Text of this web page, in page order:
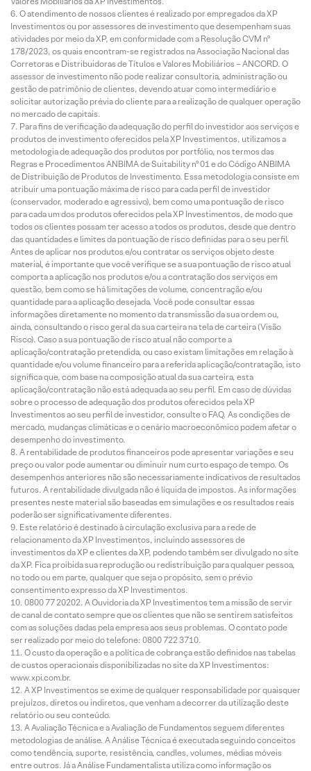
O atendimento de nossos clientes é realizado por empregados da XP
Investimentos ou por assessores de investimento que desempenham suas
atividades por meio da XP, em conformidade com a Resolução CVM nº
178/2023, os quais encontram-se registrados na Associação Nacional das
Corretoras e Distribuidoras de Títulos e Valores Mobiliários – ANCORD. O
assessor de investimento não pode realizar consultoria, administração ou
gestão de patrimônio de clientes, devendo atuar como intermediário e
solicitar autorização prévia do cliente para a realização de qualquer operação
no mercado de capitais.
Para fins de verificação da adequação do perfil do investidor aos serviços e
produtos de investimento oferecidos pela XP Investimentos, utilizamos a
metodologia de adequação dos produtos por portfólio, nos termos das
Regras e Procedimentos ANBIMA de Suitability nº 01 e do Código ANBIMA
de Distribuição de Produtos de Investimento. Essa metodologia consiste em
atribuir uma pontuação máxima de risco para cada perfil de investidor
(conservador, moderado e agressivo), bem como uma pontuação de risco
para cada um dos produtos oferecidos pela XP Investimentos, de modo que
todos os clientes possam ter acesso a todos os produtos, desde que dentro
das quantidades e limites da pontuação de risco definidas para o seu perfil.
Antes de aplicar nos produtos e/ou contratar os serviços objeto deste
material, é importante que você verifique se a sua pontuação de risco atual
comporta a aplicação nos produtos e/ou a contratação dos serviços em
questão, bem como se há limitações de volume, concentração e/ou
quantidade para a aplicação desejada. Você pode consultar essas
informações diretamente no momento da transmissão da sua ordem ou,
ainda, consultando o risco geral da sua carteira na tela de carteira (Visão
Risco). Caso a sua pontuação de risco atual não comporte a
aplicação/contratação pretendida, ou caso existam limitações em relação à
quantidade e/ou volume financeiro para a referida aplicação/contratação, isto
significa que, com base na composição atual da sua carteira, esta
aplicação/contratação não está adequada ao seu perfil. Em caso de dúvidas
sobre o processo de adequação dos produtos oferecidos pela XP
Investimentos ao seu perfil de investidor, consulte o FAQ. As condições de
mercado, mudanças climáticas e o cenário macroeconômico podem afetar o
desempenho do investimento.
A rentabilidade de produtos financeiros pode apresentar variações e seu
preço ou valor pode aumentar ou diminuir num curto espaço de tempo. Os
desempenhos anteriores não são necessariamente indicativos de resultados
futuros. A rentabilidade divulgada não é líquida de impostos. As informações
presentes neste material são baseadas em simulações e os resultados reais
poderão ser significativamente diferentes.
Este relatório é destinado à circulação exclusiva para a rede de
relacionamento da XP Investimentos, incluindo assessores de
investimentos da XP e clientes da XP, podendo também ser divulgado no site
da XP. Fica proibida sua reprodução ou redistribuição para qualquer pessoa,
no todo ou em parte, qualquer que seja o propósito, sem o prévio
consentimento expresso da XP Investimentos.
0800 77 20202. A Ouvidoria da XP Investimentos tem a missão de servir
de canal de contato sempre que os clientes que não se sentirem satisfeitos
com as soluções dadas pela empresa aos seus problemas. O contato pode
ser realizado por meio do telefone: 0800 722 3710.
O custo da operação e a política de cobrança estão definidos nas tabelas
de custos operacionais disponibilizadas no site da XP Investimentos:
www.xpi.com.br.
A XP Investimentos se exime de qualquer responsabilidade por quaisquer
prejuízos, diretos ou indiretos, que venham a decorrer da utilização deste
relatório ou seu conteúdo.
A Avaliação Técnica e a Avaliação de Fundamentos seguem diferentes
metodologias de análise. A Análise Técnica é executada seguindo conceitos
como tendência, suporte, resistência, candles, volumes, médias móveis
entre outros. Já a Análise Fundamentalista utiliza como informação os